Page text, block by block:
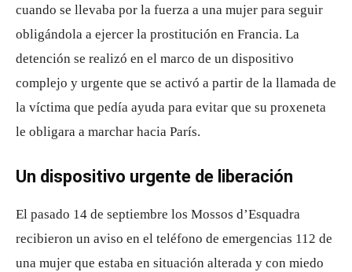
cuando se llevaba por la fuerza a una mujer para seguir
obligándola a ejercer la prostitución en Francia. La
detención se realizó en el marco de un dispositivo
complejo y urgente que se activó a partir de la llamada de
la víctima que pedía ayuda para evitar que su proxeneta
le obligara a marchar hacia París.
Un dispositivo urgente de liberación
El pasado 14 de septiembre los Mossos d’Esquadra
recibieron un aviso en el teléfono de emergencias 112 de
una mujer que estaba en situación alterada y con miedo